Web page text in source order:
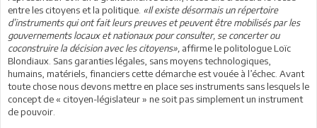
entre les citoyens et la politique. «Il existe désormais un répertoire
d’instruments qui ont fait leurs preuves et peuvent être mobilisés par les
gouvernements locaux et nationaux pour consulter, se concerter ou
coconstruire la décision avec les citoyens», affirme le politologue Loïc
Blondiaux. Sans garanties légales, sans moyens technologiques,
humains, matériels, financiers cette démarche est vouée à l’échec. Avant
toute chose nous devons mettre en place ses instruments sans lesquels le
concept de « citoyen-législateur » ne soit pas simplement un instrument
de pouvoir.